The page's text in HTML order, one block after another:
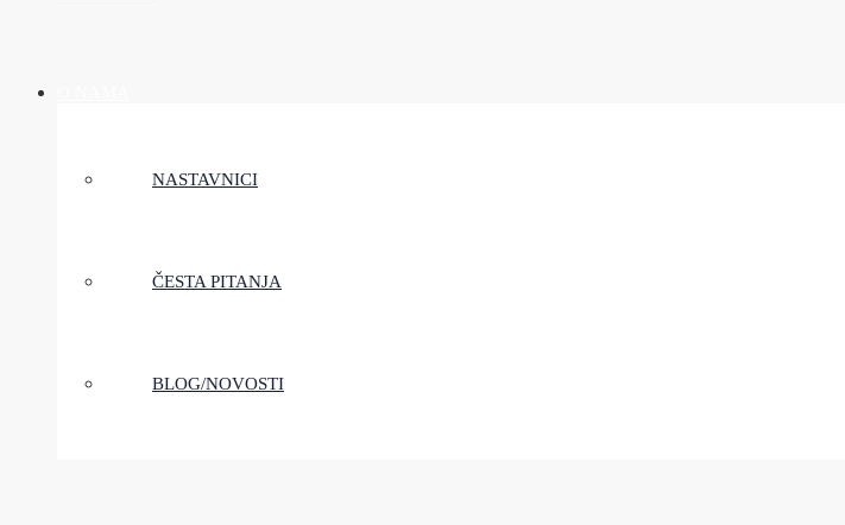
NASTAVNICI
ČESTA PITANJA
BLOG/NOVOSTI